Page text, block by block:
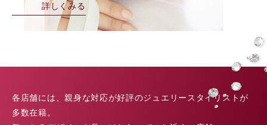
詳しくみる
各店舗には、親身な対応が好評のジュエリースタイリストが
多数在籍。